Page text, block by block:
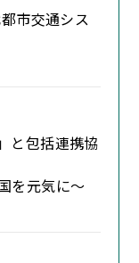
市交通シス
と包括連携協
を元気に～